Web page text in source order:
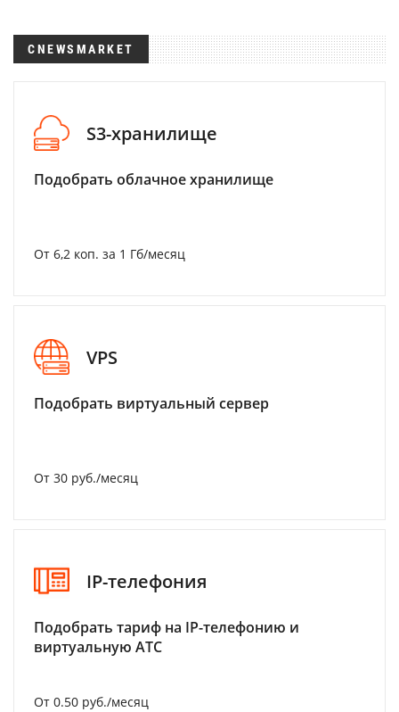
CNEWSMARKET
S3-хранилище
Подобрать облачное хранилище
От 6,2 коп. за 1 Гб/месяц
VPS
Подобрать виртуальный сервер
От 30 руб./месяц
IP-телефония
Подобрать тариф на IP-телефонию и
виртуальную АТС
От 0.50 руб./месяц